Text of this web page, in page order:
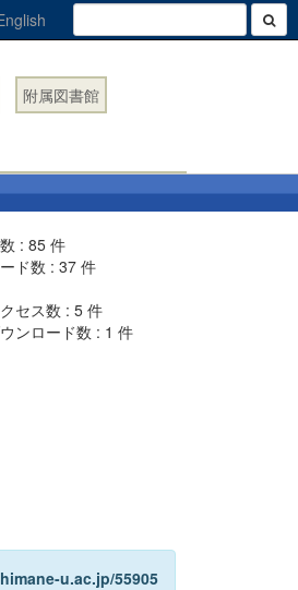
附属図書館
:85 件
ド数 :37 件
セス数 :5 件
ンロード数 : 1 件
u.ac.jp/55905